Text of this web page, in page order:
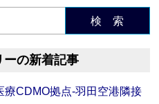
検 索
ーの新着記事
療CDMO拠点‐羽田空港隣接